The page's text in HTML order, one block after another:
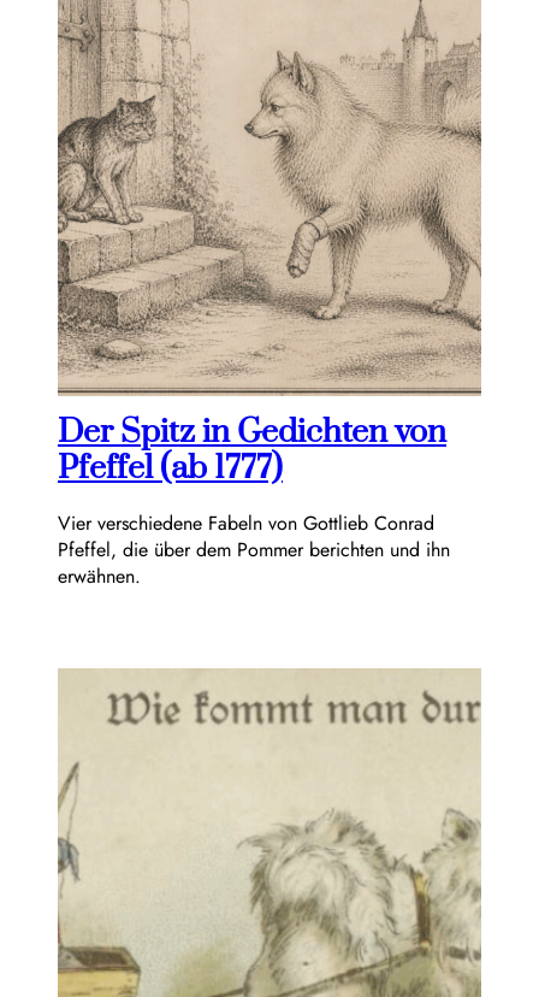
Der Spitz in Gedichten von
Pfeffel (ab 1777)
Vier verschiedene Fabeln von Gottlieb Conrad
Pfeffel, die über dem Pommer berichten und ihn
erwähnen.